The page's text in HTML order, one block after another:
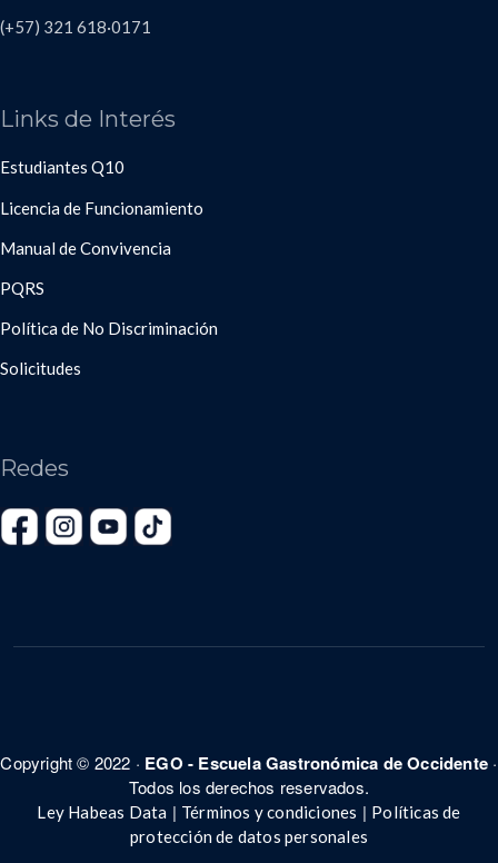
(+57) 321 618·0171
Links de Interés
Estudiantes Q10
Licencia de Funcionamiento
Manual de Convivencia
PQRS
Política de No Discriminación
Solicitudes
Redes
Copyright © 2022 · EGO - Escuela Gastronómica de Occidente ·
Todos los derechos reservados.
Ley Habeas Data | Términos y condiciones | Políticas de
protección de datos personales